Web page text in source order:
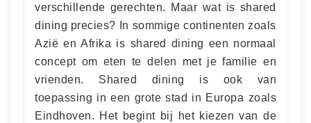
verschillende gerechten. Maar wat is shared
dining precies? In sommige continenten zoals
Azië en Afrika is shared dining een normaal
concept om eten te delen met je familie en
vrienden. Shared dining is ook van
toepassing in een grote stad in Europa zoals
Eindhoven. Het begint bij het kiezen van de